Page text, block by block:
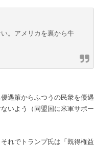
。アメリカを裏から牛
遇策からふつうの民衆を優遇
いよう（同盟国に米軍サポー
れでトランプ氏は「既得権益